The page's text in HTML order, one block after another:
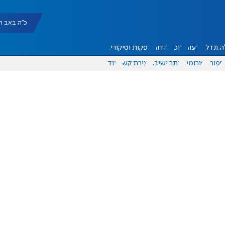
כ"ה באב תשפ"ו
ונדל"ן דעות אוכל יהדות הפקות וסיקורים
ספורט פורומים אתר ישיבה יצירת קשר עוד